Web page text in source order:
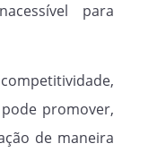
para
promover,
de maneira